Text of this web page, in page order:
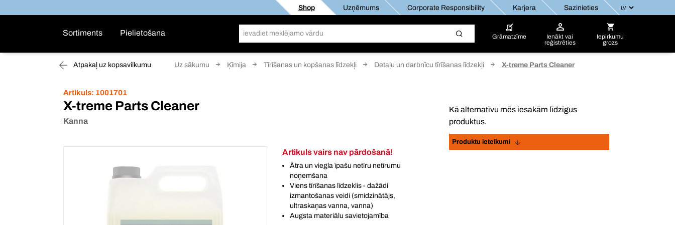
Shop Uzņēmums Corporate Responsibility Karjera Sazinieties
Sortiments Pielietošana Grāmatzīme
Ienākt vai
reģistrēties
Iepirkumu
grozs
Atpakaļ uz kopsavilkumu Uz sākumu Ķīmija Tīrīšanas un kopšanas līdzekļi Detaļu un darbnīcu tīrīšanas līdzekļi X-treme Parts Cleaner
Artikuls: 1001701
X-treme Parts Cleaner
Kanna
Artikuls vairs nav pārdošanā!
Ātra un viegla īpašu netīru netīrumu
noņemšana
Viens tīrīšanas līdzeklis - dažādi
izmantošanas veidi (smidzinātājs,
ultraskaņas vanna, vanna)
Augsta materiālu savietojamība
Kā alternatīvu mēs iesakām līdzīgus
produktus.
Produktu ieteikumi